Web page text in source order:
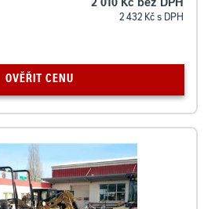
2 010 Kč bez DPH
2 432 Kč s DPH
OVĚŘIT CENU